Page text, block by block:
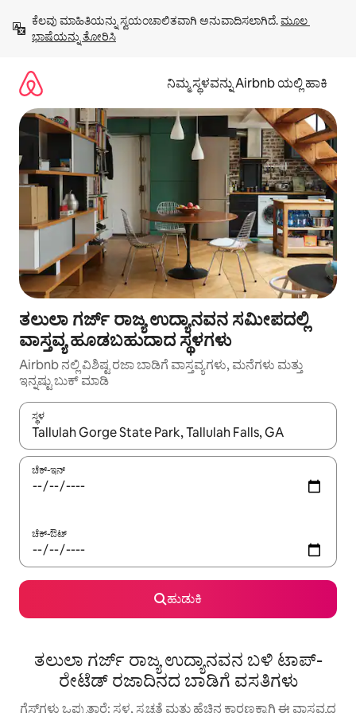
ಹೋಗಿ
ಕೆಲವು ಮಾಹಿತಿಯನ್ನು ಸ್ವಯಂಚಾಲಿತವಾಗಿ ಅನುವಾದಿಸಲಾಗಿದೆ. ಮೂಲ
ಭಾಷೆಯನ್ನು ತೋರಿಸಿ
ನಿಮ್ಮ ಸ್ಥಳವನ್ನು Airbnb ಯಲ್ಲಿ ಹಾಕಿ
ತಲುಲಾ ಗರ್ಜ್ ರಾಜ್ಯ ಉದ್ಯಾನವನ ಸಮೀಪದಲ್ಲಿ
ವಾಸ್ತವ್ಯ ಹೂಡಬಹುದಾದ ಸ್ಥಳಗಳು
Airbnb ನಲ್ಲಿ ವಿಶಿಷ್ಟ ರಜಾ ಬಾಡಿಗೆ ವಾಸ್ತವ್ಯಗಳು, ಮನೆಗಳು ಮತ್ತು
ಇನ್ನಷ್ಟು ಬುಕ್ ಮಾಡಿ
ಸ್ಥಳ
ಫಲಿತಾಂಶಗಳು ಲಭ್ಯವಿರುವಾಗ, ಅಪ್ ಮತ್ತು ಡೌನ್ ಬಾಣದ ಕೀಲಿಗಳೊಂದಿಗೆ
ಚೆಕ್-ಇನ್
ಚೆಕ್-ಔಟ್
ಹುಡುಕಿ
ತಲುಲಾ ಗರ್ಜ್ ರಾಜ್ಯ ಉದ್ಯಾನವನ ಬಳಿ ಟಾಪ್-
ರೇಟೆಡ್ ರಜಾದಿನದ ಬಾಡಿಗೆ ವಸತಿಗಳು
ಗೆಸ್ಟ್‌ಗಳು ಒಪ್ಪುತ್ತಾರೆ: ಸ್ಥಳ, ಸ್ವಚ್ಛತೆ ಮತ್ತು ಹೆಚ್ಚಿನ ಕಾರಣಕ್ಕಾಗಿ ಈ ವಾಸ್ತವ್ಯದ